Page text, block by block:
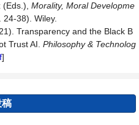
Morality, MoralDevelopme
24-38). Wiley.
Transparency and the Black B
Trust AI. Philosophy & Technolog
]
稿